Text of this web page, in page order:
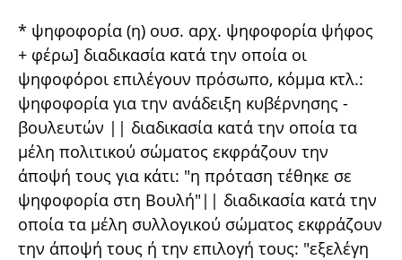
* ψηφοφορία (η) ουσ. αρχ. ψηφοφορία ψήφος
+ φέρω] διαδικασία κατά την οποία οι
ψηφοφόροι επιλέγουν πρόσωπο, κόμμα κτλ.:
ψηφοφορία για την ανάδειξη κυβέρνησης -
βουλευτών || διαδικασία κατά την οποία τα
μέλη πολιτικού σώματος εκφράζουν την
άποψή τους για κάτι: "η πρόταση τέθηκε σε
ψηφοφορία στη Βουλή"|| διαδικασία κατά την
οποία τα μέλη συλλογικού σώματος εκφράζουν
την άποψή τους ή την επιλογή τους: "εξελέγη